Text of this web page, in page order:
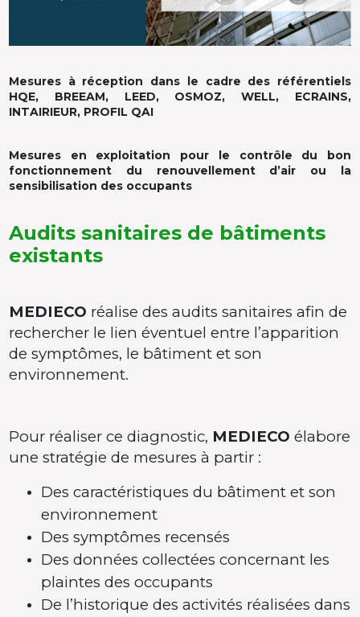
Mesures à réception dans le cadre des référentiels
HQE, BREEAM, LEED, OSMOZ, WELL, ECRAINS,
INTAIRIEUR, PROFIL QAI
Mesures en exploitation pour le contrôle du bon
fonctionnement du renouvellement d’air ou la
sensibilisation des occupants
Audits sanitaires de bâtiments
existants
MEDIECO réalise des audits sanitaires afin de
rechercher le lien éventuel entre l’apparition
de symptômes, le bâtiment et son
environnement.
Pour réaliser ce diagnostic, MEDIECO élabore
une stratégie de mesures à partir :
Des caractéristiques du bâtiment et son
environnement
Des symptômes recensés
Des données collectées concernant les
plaintes des occupants
De l’historique des activités réalisées dans